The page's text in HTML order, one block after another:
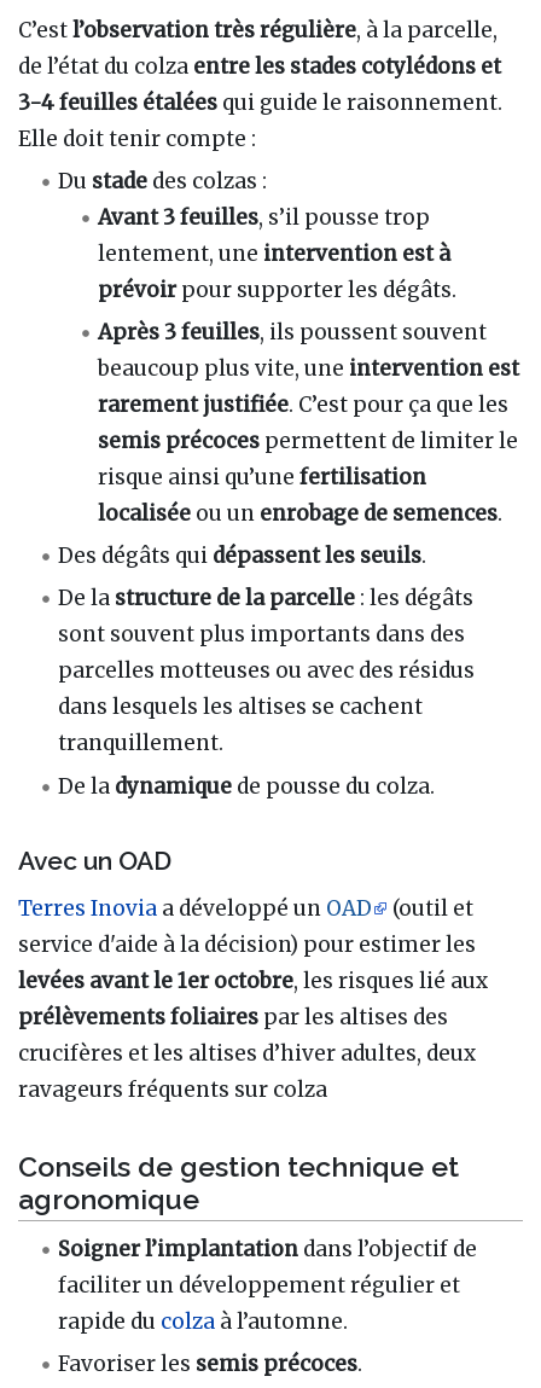
C’estl’observation très régulière, à la parcelle,
de l’état du colza entre les stades cotylédons et
3-4 feuilles étalées qui guide le raisonnement.
Elle doit tenir compte :
Du stade des colzas :
Avant 3 feuilles, s’il pousse trop
lentement, une intervention est à
prévoirpour supporter les dégâts.
Après 3 feuilles, ils poussent souvent
beaucoup plus vite, une intervention est
rarement justifiée. C’est pour ça que les
semis précoces permettent de limiter le
risque ainsi qu’unefertilisation
localisée ou un enrobage de semences.
Des dégâts qui dépassent les seuils.
De la structure de la parcelle : les dégâts
sont souvent plus importants dans des
parcelles motteuses ou avec des résidus
dans lesquels les altises se cachent
tranquillement.
De la dynamique de pousse du colza.
Avec un OAD
Terres Inovia a développé un OAD
(outil et
service d'aide à la décision) pour estimer les
levées avant le 1er octobre, les risques lié aux
prélèvements foliaires par les altises des
crucifères et les altises d’hiver adultes, deux
ravageurs fréquents sur colza
Conseils de gestion technique et
agronomique
Soigner l’implantation dans l’objectif de
faciliter un développement régulier et
rapide du colza à l’automne.
Favoriser les semis précoces.